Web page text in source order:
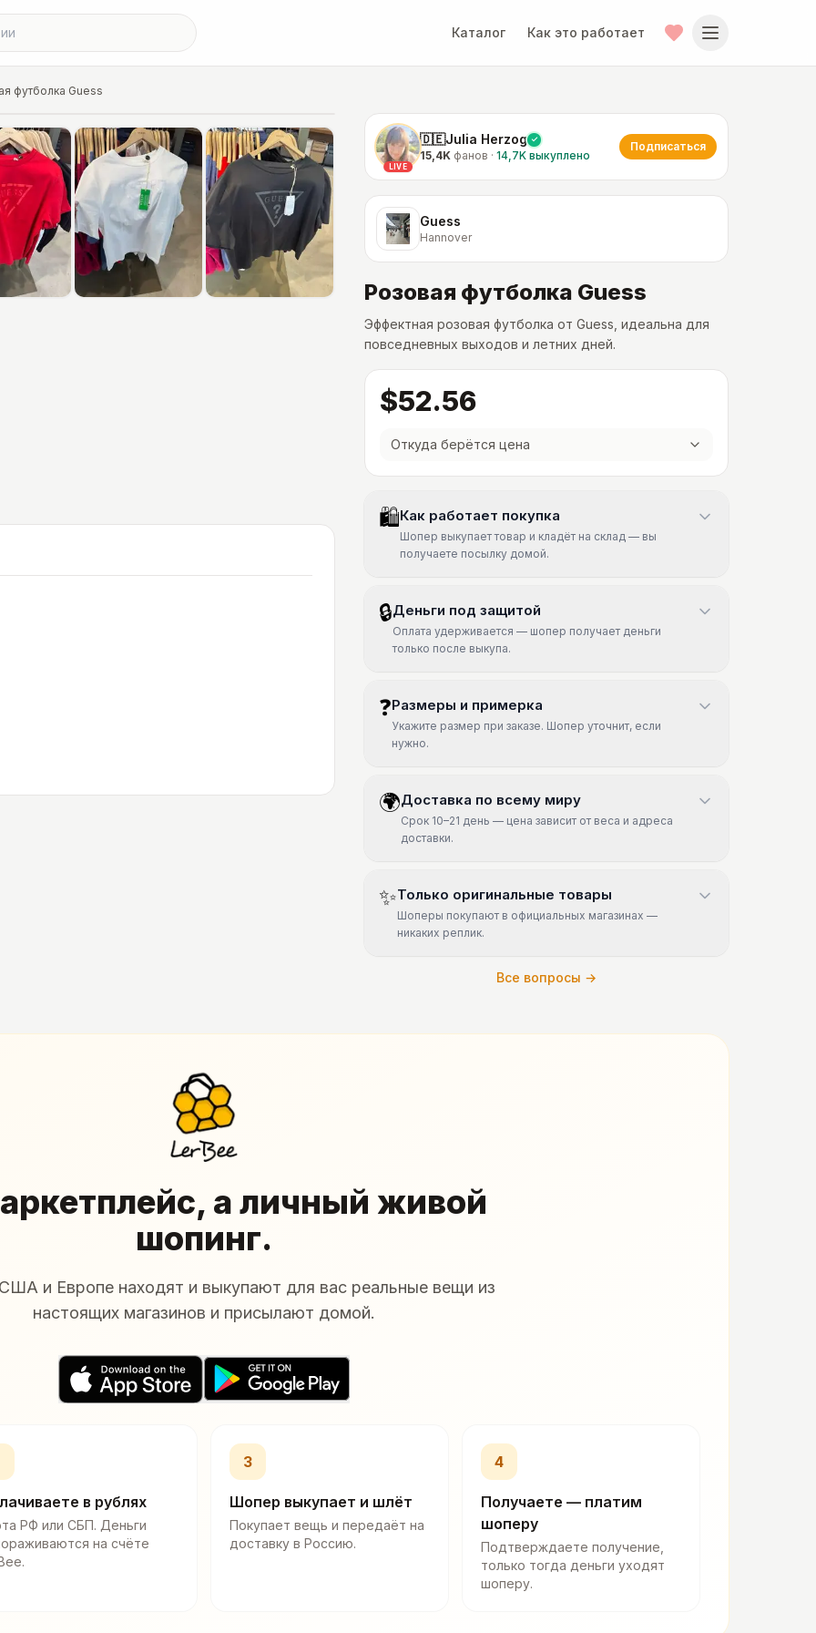
Каталог Как это работает
футболка Guess
LIVE
🇩🇪Julia Herzog
15,4K фанов · 14,7K выкуплено
Подписаться
Guess
Hannover
Розовая футболка Guess
Эффектная розовая футболка от Guess, идеальна для
повседневных выходов и летних дней.
$52.56
Откуда берётся цена
🛍Как работает покупка
Шопер выкупает товар и кладёт на склад — вы
получаете посылку домой.
🔒Деньги под защитой
Оплата удерживается — шопер получает деньги
только после выкупа.
❓Размеры и примерка
Укажите размер при заказе. Шопер уточнит, если
нужно.
🌍Доставка по всему миру
Срок 10–21 день — цена зависит от веса и адреса
доставки.
✨Только оригинальные товары
Шоперы покупают в официальных магазинах —
никаких реплик.
Все вопросы →
а личный живой
шопинг.
и Европе находят и выкупают для вас реальные вещи из
настоящих магазинов и присылают домой.
в рублях
РФ или СБП. Деньги
на счёте
3
Шопер выкупает и шлёт
Покупает вещь и передаёт на
доставку в Россию.
4
Получаете — платим
шоперу
Подтверждаете получение,
только тогда деньги уходят
шоперу.